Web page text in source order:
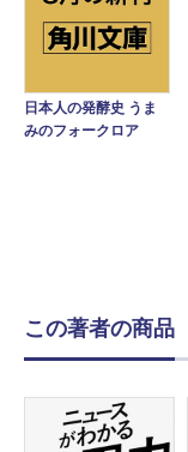
日本人の発酵史 うま
みのフォークロア
この著者の商品